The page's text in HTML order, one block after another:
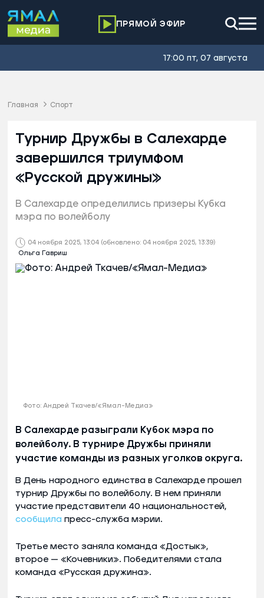
ПРЯМОЙ ЭФИР
17:00 пт, 07 августа
Главная Спорт
04 ноября 2025, 13:04 (обновлено: 04 ноября 2025, 13:39)
Ольга Гавриш
Турнир Дружбы в Салехарде
завершился триумфом
«Русской дружины»
В Салехарде определились призеры Кубка
мэра по волейболу
Фото: Андрей Ткачев/«Ямал-Медиа»
В Салехарде разыграли Кубок мэра по
волейболу. В турнире Дружбы приняли
участие команды из разных уголков округа.
В День народного единства в Салехарде прошел
турнир Дружбы по волейболу. В нем приняли
участие представители 40 национальностей,
сообщила пресс-служба мэрии.
Третье место заняла команда «Достык»,
второе — «Кочевники». Победителями стала
команда «Русская дружина».